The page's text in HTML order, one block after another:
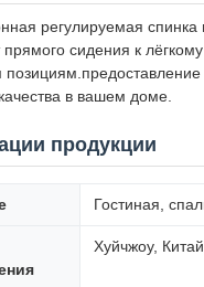
регулируемая спинка
прямого сидения к
в вашем доме.
продукции
Гостиная,
Хуйчжоу, Китай